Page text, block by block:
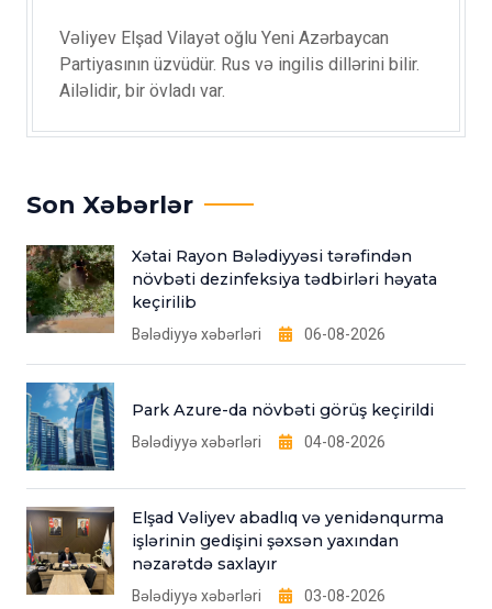
Vəliyev Elşad Vilayət oğlu Yeni Azərbaycan
Partiyasının üzvüdür. Rus və ingilis dillərini bilir.
Ailəlidir, bir övladı var.
Son Xəbərlər
Xətai Rayon Bələdiyyəsi tərəfindən
növbəti dezinfeksiya tədbirləri həyata
keçirilib
Bələdiyyə xəbərləri 06-08-2026
Park Azure-da növbəti görüş keçirildi
Bələdiyyə xəbərləri 04-08-2026
Elşad Vəliyev abadlıq və yenidənqurma
işlərinin gedişini şəxsən yaxından
nəzarətdə saxlayır
Bələdiyyə xəbərləri 03-08-2026